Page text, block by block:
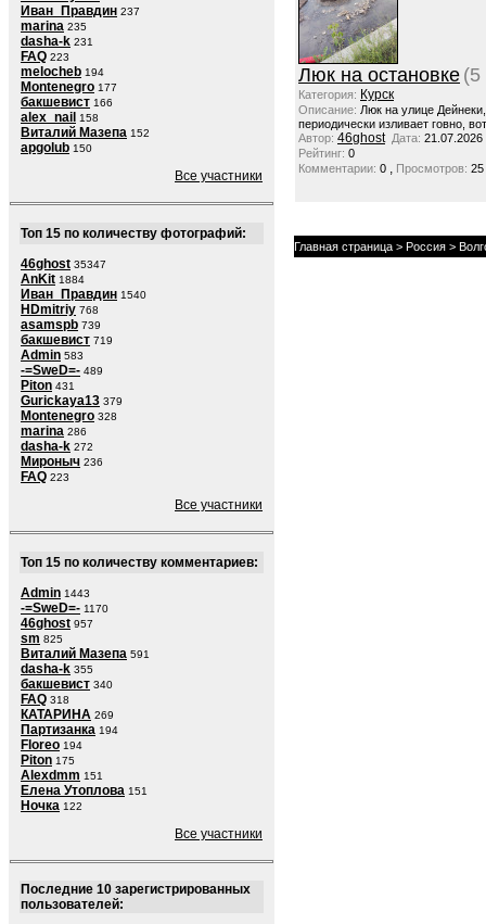
Иван_Правдин 237
marina 235
dasha-k 231
FAQ 223
melocheb 194
Montenegro 177
бакшевист 166
alex_nail 158
Виталий Мазепа 152
apgolub 150
Все участники
Топ 15 по количеству фотографий:
46ghost 35347
AnKit 1884
Иван_Правдин 1540
HDmitriy 768
asamspb 739
бакшевист 719
Admin 583
-=SweD=- 489
Piton 431
Gurickaya13 379
Montenegro 328
marina 286
dasha-k 272
Мироныч 236
FAQ 223
Все участники
Топ 15 по количеству комментариев:
Admin 1443
-=SweD=- 1170
46ghost 957
sm 825
Виталий Мазепа 591
dasha-k 355
бакшевист 340
FAQ 318
КАТАРИНА 269
Партизанка 194
Floreo 194
Piton 175
Alexdmm 151
Елена Утоплова 151
Ночка 122
Все участники
Последние 10 зарегистрированных
пользователей:
Люк на остановке (5
Категория: Курск
Описание: Люк на улице
периодически изливает говно,
Автор: 46ghost Дата: 21.07.2026
Рейтинг: 0
Комментарии: 0 , Просмотров: 25
Главная страница > Россия >